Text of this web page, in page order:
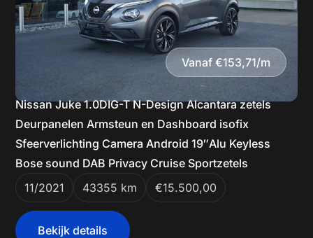
Vanaf €153,71/m
Nissan Juke 1.0DIG-T N-Design Alcantara zetels
Deurpanelen Armsteun en Dashboard isofix
Sfeerverlichting Camera Android 19″Alu Keyless
Bose sound DAB Privacy Cruise Sportzetels
11/2021
43355 km €15.500,00
Bekijk details